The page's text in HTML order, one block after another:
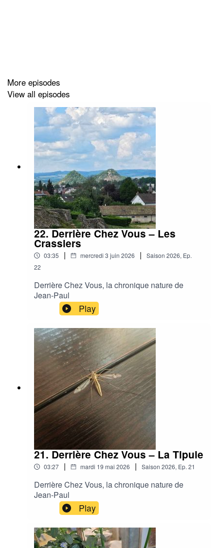
More episodes
View all episodes
22. Derrière Chez Vous – Les
Crassiers
03:35 | mercredi 3 juin 2026 | Saison 2026, Ep.
22
Derrière Chez Vous, la chronique nature de
Jean-Paul
Play
21. Derrière Chez Vous – La Tipule
03:27 | mardi 19 mai 2026 | Saison 2026, Ep. 21
Derrière Chez Vous, la chronique nature de
Jean-Paul
Play